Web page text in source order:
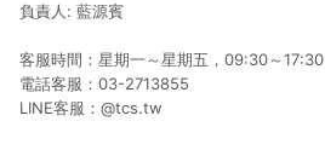
負責人: 藍源賓
客服時間：星期一～星期五，09:30～17:30
電話客服：03-2713855
LINE客服：@tcs.tw